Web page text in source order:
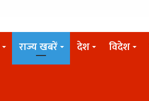
राज्य खबरें देश विदेश